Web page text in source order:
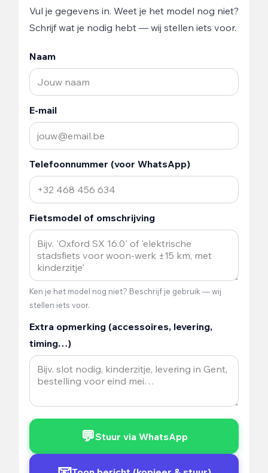
Vul je gegevens in. Weet je het model nog niet?
Schrijf wat je nodig hebt — wij stellen iets voor.
Naam
E-mail
Telefoonnummer (voor WhatsApp)
Fietsmodel of omschrijving
Ken je het model nog niet? Beschrijf je gebruik — wij
stellen iets voor.
Extra opmerking (accessoires, levering,
timing…)
💬Stuur via WhatsApp